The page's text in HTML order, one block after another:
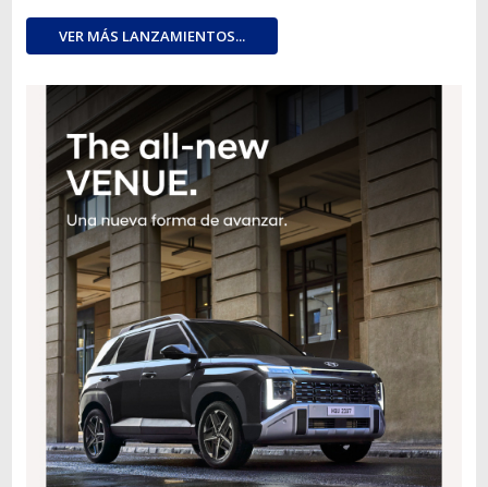
VER MÁS LANZAMIENTOS...